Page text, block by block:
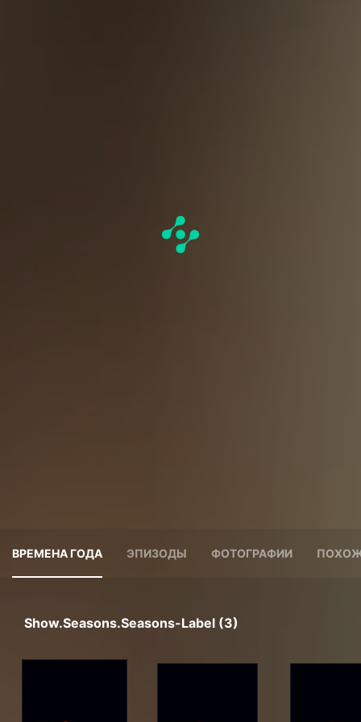
ВРЕМЕНА ГОДА ЭПИЗОДЫ ФОТОГРАФИИ
Show.seasons.seasons-Label (3)